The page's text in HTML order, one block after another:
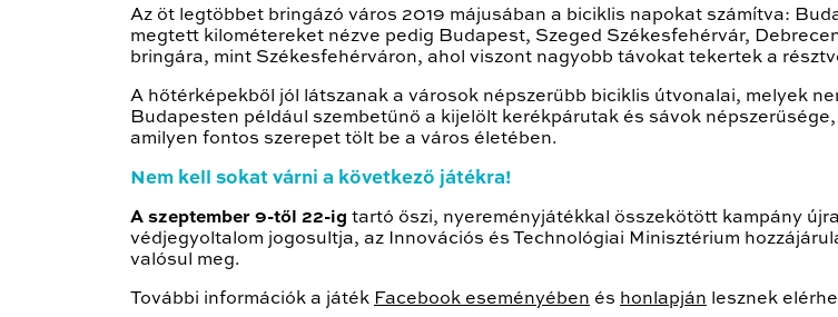
Az öt legtöbbet bringázó város 2019 májusában a biciklis napokat számítva:
megtett kilométereket nézve pedig Budapest, Szeged Székesfehérvár,
bringára, mint Székesfehérváron, ahol viszont nagyobb távokat tekertek a
A hőtérképekből jól látszanak a városok népszerűbb biciklis útvonalai, melyek
Budapesten például szembetűnő a kijelölt kerékpárutak és sávok
amilyen fontos szerepet tölt be a város életében.
Nem kell sokat várni a következő játékra!
A szeptember 9-től 22-ig tartó őszi, nyereményjátékkal összekötött kampány
védjegyoltalom jogosultja, az Innovációs és Technológiai Minisztérium
valósul meg.
További információk a játék Facebook eseményében és honlapján lesznek